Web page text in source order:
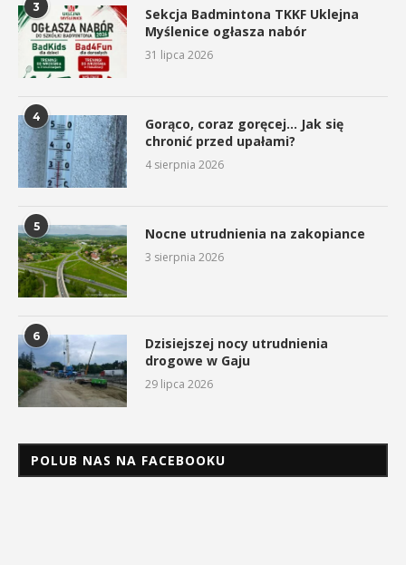
3
Sekcja Badmintona TKKF Uklejna
Myślenice ogłasza nabór
31 lipca 2026
4
Gorąco, coraz goręcej… Jak się
chronić przed upałami?
4 sierpnia 2026
5 Nocne utrudnienia na zakopiance
3 sierpnia 2026
6
Dzisiejszej nocy utrudnienia
drogowe w Gaju
29 lipca 2026
POLUB NAS NA FACEBOOKU